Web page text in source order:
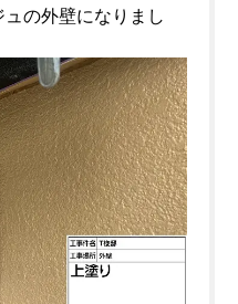
の外壁になりまし